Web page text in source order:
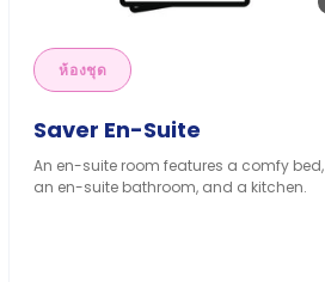
ห้องชุด
Saver En-Suite
An en-suite room features a comfy bed,
an en-suite bathroom, and a kitchen.